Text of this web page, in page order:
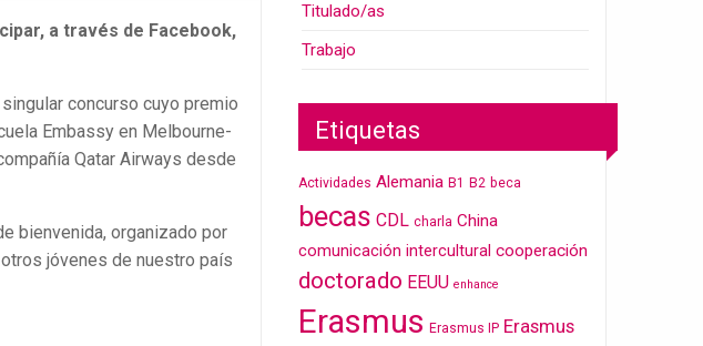
a través de Facebook,
concurso cuyo premio
Embassy en Melbourne-
Qatar Airways desde
bienvenida, organizado por
jóvenes de nuestro país
Titulado/as
Trabajo
Etiquetas
Actividades Alemania B1 B2 beca
becas CDL charla China
comunicación intercultural cooperación
doctorado EEUU enhance
Erasmus Erasmus IP Erasmus